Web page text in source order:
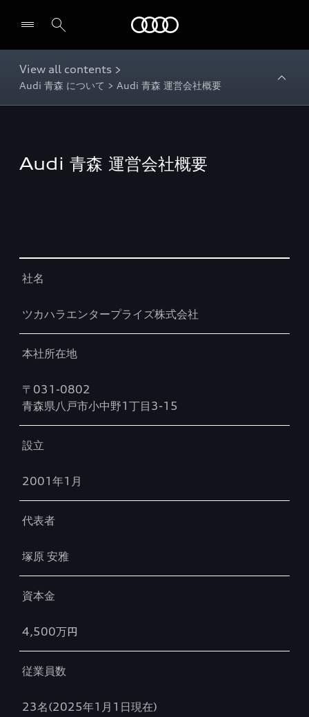
View all contents >
Audi 青森 について > Audi 青森 運営会社概要
Audi 青森 運営会社概要
社名
ツカハラエンタープライズ株式会社
本社所在地
〒031-0802
青森県八戸市小中野1丁目3-15
設立
2001年1月
代表者
塚原 安雅
資本金
4,500万円
従業員数
23名(2025年1月1日現在)